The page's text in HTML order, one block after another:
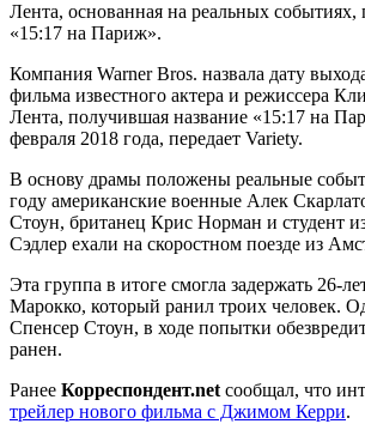
Лента, основанная на реальных событиях,
«15:17 на Париж».
Компания Warner Bros. назвала дату
фильма известного актера и режиссера
Лента, получившая название «15:17 на
февраля 2018 года, передает Variety.
В основу драмы положены реальные
году американские военные Алек
Стоун, британец Крис Норман и студент
Сэдлер ехали на скоростном поезде из
Эта группа в итоге смогла задержать 26-
Марокко, который ранил троих человек.
Спенсер Стоун, в ходе попытки
ранен.
Ранее Корреспондент.net сообщал, что
трейлер нового фильма с Джимом Керри.